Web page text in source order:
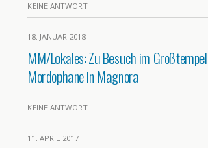
KEINE ANTWORT
18. JANUAR 2018
MM/Lokales: Zu Besuch im
Mordophane in Magnora
KEINE ANTWORT
11. APRIL 2017